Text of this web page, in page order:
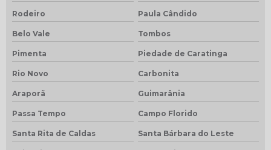
Rodeiro Paula Cândido
Belo Vale Tombos
Pimenta Piedade de Caratinga
Rio Novo Carbonita
Araporã Guimarânia
Passa Tempo Campo Florido
Santa Rita de Caldas Santa Bárbara do Leste